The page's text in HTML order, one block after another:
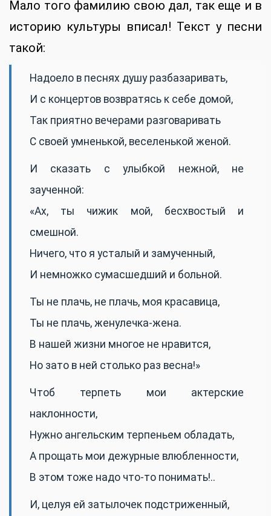
Мало того фамилию свою дал, так еще и в
историю культуры вписал! Текст у песни
такой:
Надоело в песнях душу разбазаривать,
И с концертов возвратясь к себе домой,
Так приятно вечерами разговаривать
С своей умненькой, веселенькой женой.
И сказать с улыбкой нежной, не
заученной:
«Ах, ты чижик мой, бесхвостый и
смешной.
Ничего, что я усталый и замученный,
И немножко сумасшедший и больной.
Ты не плачь, не плачь, моя красавица,
Ты не плачь, женулечка-жена.
В нашей жизни многое не нравится,
Но зато в ней столько раз весна!»
Чтоб терпеть мои актерские
наклонности,
Нужно ангельским терпеньем обладать,
А прощать мои дежурные влюбленности,
В этом тоже надо что-то понимать!..
И, целуя ей затылочек подстриженный,